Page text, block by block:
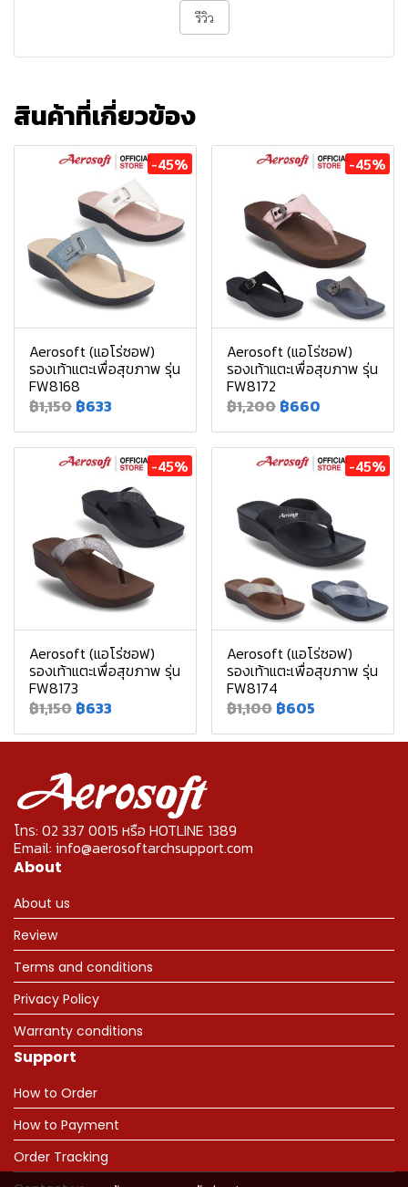
รีวิว
สินค้าที่เกี่ยวข้อง
-45%
Aerosoft (แอโร่ซอฟ)
รองเท้าแตะเพื่อสุขภาพ รุ่น
FW8168
฿1,150 ฿633
-45%
Aerosoft (แอโร่ซอฟ)
รองเท้าแตะเพื่อสุขภาพ รุ่น
FW8172
฿1,200 ฿660
-45%
Aerosoft (แอโร่ซอฟ)
รองเท้าแตะเพื่อสุขภาพ รุ่น
FW8173
฿1,150 ฿633
-45%
Aerosoft (แอโร่ซอฟ)
รองเท้าแตะเพื่อสุขภาพ รุ่น
FW8174
฿1,100 ฿605
โทร: 02 337 0015 หรือ HOTLINE 1389
Email: info@aerosoftarchsupport.com
About
About us
Review
Terms and conditions
Privacy Policy
Warranty conditions
Support
How to Order
How to Payment
Order Tracking